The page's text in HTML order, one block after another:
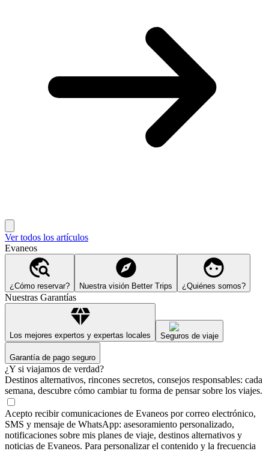
Ver todos los artículos
Evaneos
¿Cómo reservar? Nuestra visión Better Trips ¿Quiénes somos?
Nuestras Garantías
Los mejores expertos y expertas locales Seguros de viaje
Garantía de pago seguro
¿Y si viajamos de verdad?
Destinos alternativos, rincones secretos, consejos responsables: cada
semana, descubre cómo cambiar tu forma de pensar sobre los viajes.
Acepto recibir comunicaciones de Evaneos por correo electrónico,
SMS y mensaje de WhatsApp: asesoramiento personalizado,
notificaciones sobre mis planes de viaje, destinos alternativos y
noticias de Evaneos. Para personalizar el contenido y la frecuencia